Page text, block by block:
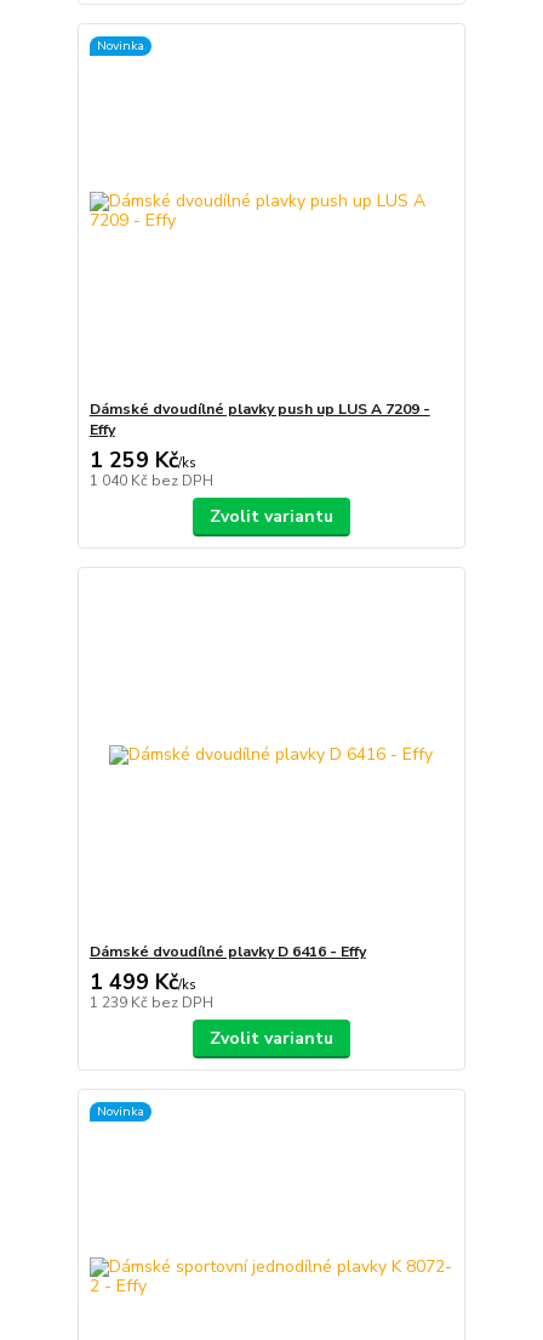
Novinka
Dámské dvoudílné plavky push up LUS A 7209 -
Effy
1 259 Kč/ks
1 040 Kč bez DPH
Zvolit variantu
Dámské dvoudílné plavky D 6416 - Effy
1 499 Kč/ks
1 239 Kč bez DPH
Zvolit variantu
Novinka